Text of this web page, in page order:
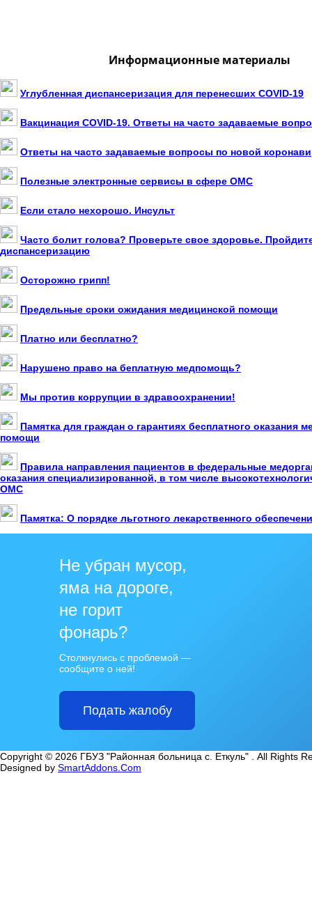
Информационные материалы
Углубленная диспансеризация для перенесших COVID-19
Вакцинация COVID-19. Ответы на часто задаваемые
Ответы на часто задаваемые вопросы по новой
Полезные электронные сервисы в сфере ОМС
Если стало нехорошо. Инсульт
Часто болит голова? Проверьте свое здоровье.
диспансеризацию
Осторожно грипп!
Предельные сроки ожидания медицинской помощи
Платно или бесплатно?
Нарушено право на беплатную медпомощь?
Мы против коррупции в здравоохранении!
Памятка для граждан о гарантиях бесплатного оказания
помощи
Правила направления пациентов в федеральные
оказания специализированной, в том числе
ОМС
Памятка: О порядке льготного лекарственного
Не убран мусор,
яма на дороге,
не горит
фонарь?
Столкнулись с проблемой —
сообщите о ней!
Подать жалобу
Copyright © 2026 ГБУЗ "Районная больница с. Еткуль" . All Rights
Designed by SmartAddons.Com